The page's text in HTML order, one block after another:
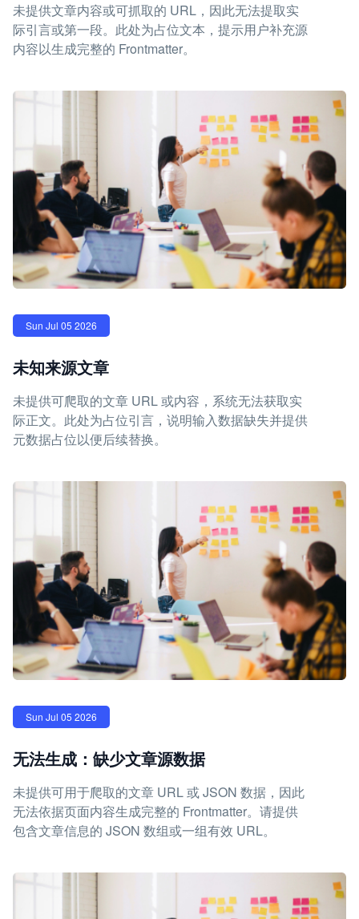
未提供文章内容或可抓取的 URL，因此无法提取实
际引言或第一段。此处为占位文本，提示用户补充源
内容以生成完整的 Frontmatter。
Sun Jul 05 2026
未知来源文章
未提供可爬取的文章 URL 或内容，系统无法获取实
际正文。此处为占位引言，说明输入数据缺失并提供
元数据占位以便后续替换。
Sun Jul 05 2026
无法生成：缺少文章源数据
未提供可用于爬取的文章 URL 或 JSON 数据，因此
无法依据页面内容生成完整的 Frontmatter。请提供
包含文章信息的 JSON 数组或一组有效 URL。